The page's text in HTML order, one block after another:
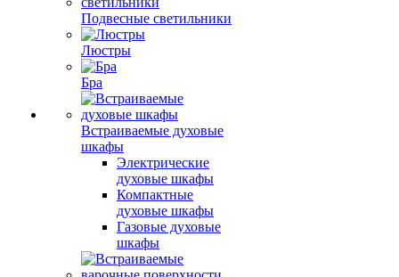
Подвесные светильники
Люстры
Бра
Встраиваемые духовые
шкафы
Электрические
духовые шкафы
Компактные
духовые шкафы
Газовые духовые
шкафы